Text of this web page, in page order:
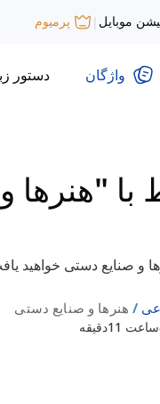
موبایل | پرمیوم
واژگان دستور
با "هنرها
و صنایع دستی خواهید
هنرها و صنایع دستی
ساعت 11دقیقه